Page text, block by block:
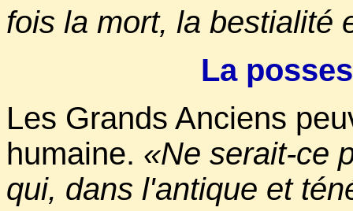
fois la mort, la bestialité
La
Les Grands Anciens
humaine. «Ne serait-ce
qui, dans l'antique et